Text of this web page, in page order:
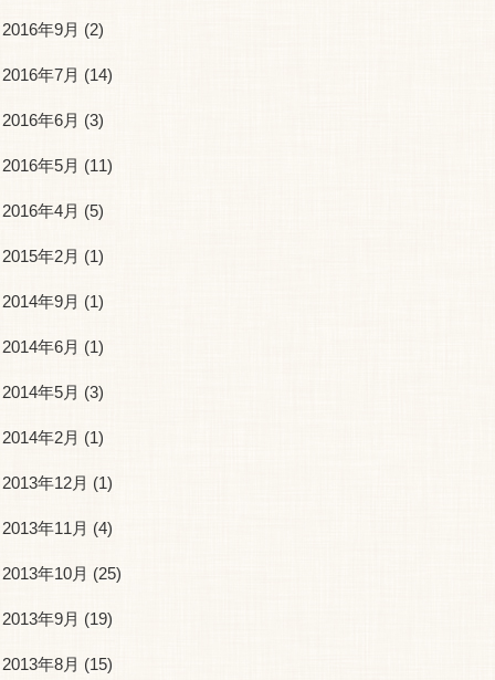
2016年9月 (2)
2016年7月 (14)
2016年6月 (3)
2016年5月 (11)
2016年4月 (5)
2015年2月 (1)
2014年9月 (1)
2014年6月 (1)
2014年5月 (3)
2014年2月 (1)
2013年12月 (1)
2013年11月 (4)
2013年10月 (25)
2013年9月 (19)
2013年8月 (15)